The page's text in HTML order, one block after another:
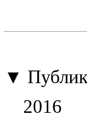
▼
2016